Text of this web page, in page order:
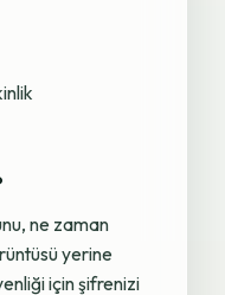
ne zaman
yerine
için şifrenizi